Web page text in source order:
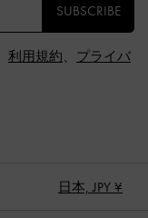
SUBSCRIBE
利用規約、 プライバ
日本, JPY ¥